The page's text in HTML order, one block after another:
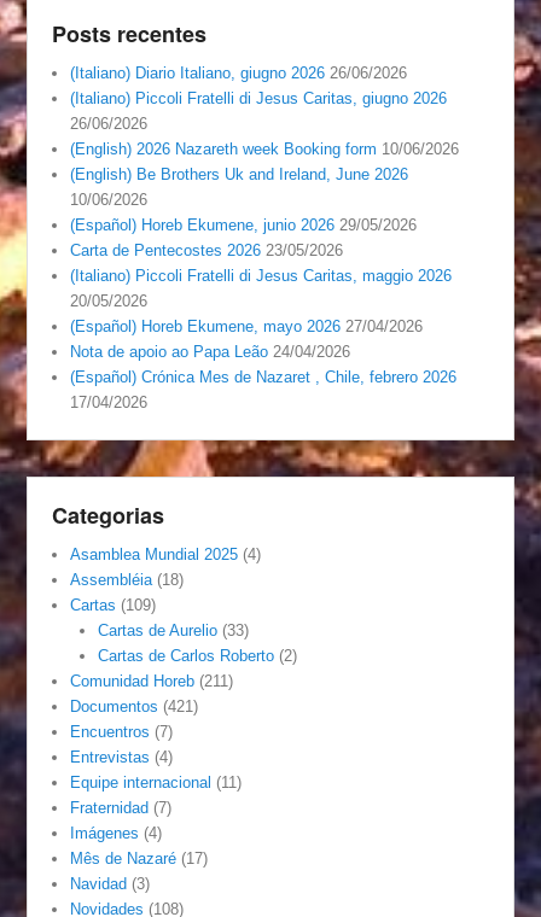
Posts recentes
(Italiano) Diario Italiano, giugno 2026 26/06/2026
(Italiano) Piccoli Fratelli di Jesus Caritas, giugno 2026
26/06/2026
(English) 2026 Nazareth week Booking form 10/06/2026
(English) Be Brothers Uk and Ireland, June 2026
10/06/2026
(Español) Horeb Ekumene, junio 2026 29/05/2026
Carta de Pentecostes 2026 23/05/2026
(Italiano) Piccoli Fratelli di Jesus Caritas, maggio 2026
20/05/2026
(Español) Horeb Ekumene, mayo 2026 27/04/2026
Nota de apoio ao Papa Leão 24/04/2026
(Español) Crónica Mes de Nazaret , Chile, febrero 2026
17/04/2026
Categorias
Asamblea Mundial 2025 (4)
Assembléia (18)
Cartas (109)
Cartas de Aurelio(33)
Cartas de Carlos Roberto(2)
Comunidad Horeb (211)
Documentos (421)
Encuentros (7)
Entrevistas (4)
Equipe internacional (11)
Fraternidad (7)
Imágenes (4)
Mês de Nazaré (17)
Navidad (3)
Novidades (108)